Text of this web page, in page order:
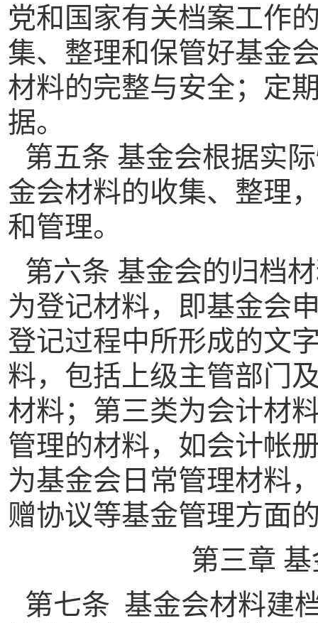
党和国家有关档案工作
集、整理和保管好基金
材料的完整与安全；定
据。
第五条 基金会根据实
金会材料的收集、整理
和管理。
第六条 基金会的归档
为登记材料，即基金会
登记过程中所形成的文
料，包括上级主管部门
材料；第三类为会计材
管理的材料，如会计帐
为基金会日常管理材料
赠协议等基金管理方面
第三章
第七条 基金会材料建